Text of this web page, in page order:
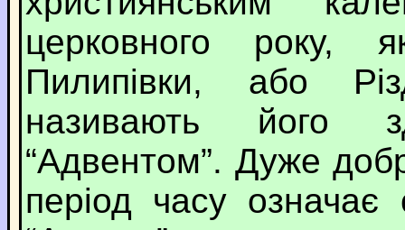
церковного року,
Пилипівки, або
називають його
“Адвентом”. Дуже
період часу